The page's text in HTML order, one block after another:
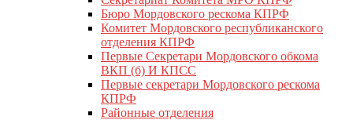
Бюро Мордовского рескома КПРФ
Комитет Мордовского республиканского
отделения КПРФ
Первые Секретари Мордовского обкома
ВКП (б) И КПСС
Первые секретари Мордовского рескома
КПРФ
Районные отделения